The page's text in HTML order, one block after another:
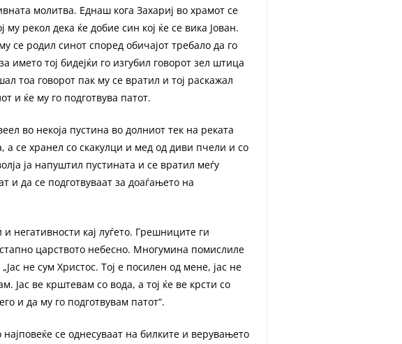
молитва. Еднаш кога Захариј во храмот се
рекол дека ќе добие син кој ќе се вика Јован.
се родил синот според обичајот требало да го
името тој бидејќи го изгубил говорот зел штица
тоа говорот пак му се вратил и тој раскажал
и ќе му го подготвува патот.
во некоја пустина во долниот тек на реката
а се хранел со скакулци и мед од диви пчели и со
ја напуштил пустината и се вратил меѓу
и да се подготвуваат за доаѓањето на
негативности кај луѓето. Грешниците ги
царството небесно. Многумина помислиле
не сум Христос. Тој е посилен од мене, јас не
Јас ве крштевам со вода, а тој ќе ве крсти со
и да му го подготвувам патот“.
се однесуваат на билките и верувањето